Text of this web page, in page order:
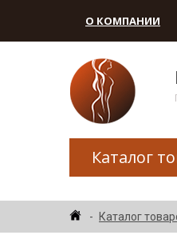
О КОМПАНИИ
Каталог
Каталог